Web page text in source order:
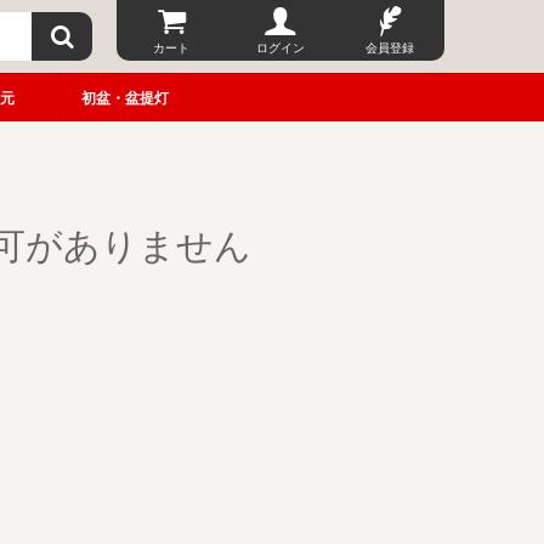
カート ログイン 会員登録
初盆・盆提灯
がありません